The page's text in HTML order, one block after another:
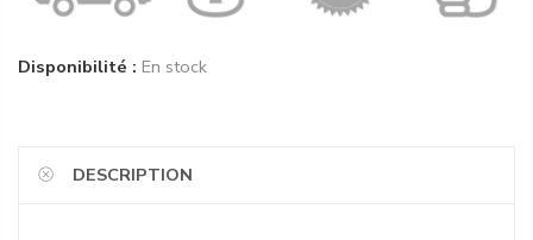
Disponibilité : En stock
DESCRIPTION